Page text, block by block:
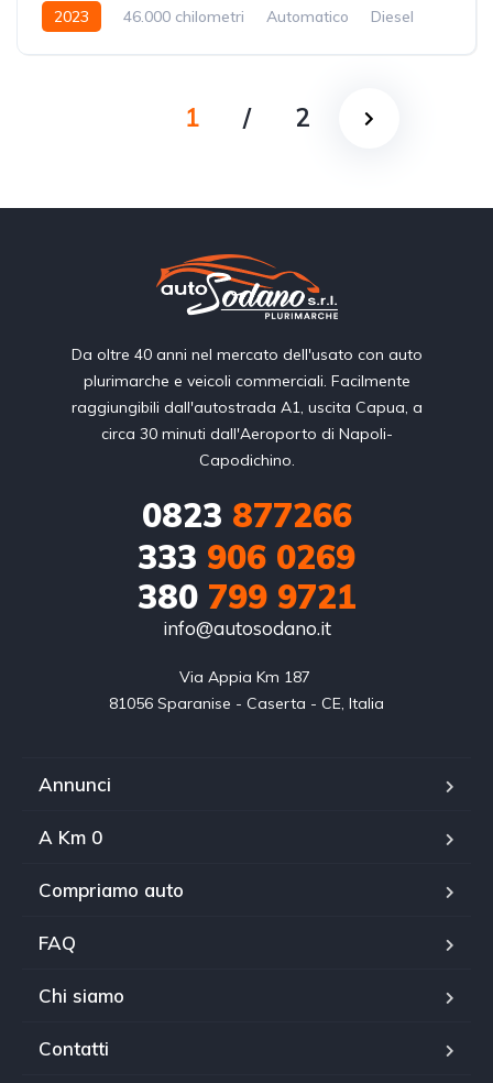
2023 46.000 chilometri Automatico
Diesel
1 / 2
Da oltre 40 anni nel mercato dell'usato con auto
plurimarche e veicoli commerciali. Facilmente
raggiungibili dall'autostrada A1, uscita Capua, a
circa 30 minuti dall'Aeroporto di Napoli-
Capodichino.
0823 877266
333 906 0269
380799 9721
info@autosodano.it
Via Appia Km 187
81056 Sparanise - Caserta - CE, Italia
Annunci
A Km 0
Compriamo auto
FAQ
Chi siamo
Contatti